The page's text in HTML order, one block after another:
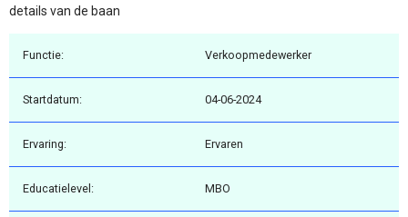
details van de baan
Functie: Verkoopmedewerker
Startdatum: 04-06-2024
Ervaring: Ervaren
Educatielevel: MBO